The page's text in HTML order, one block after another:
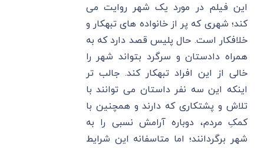
این فیلم در مورد یک شهر روایت می‌
کند؛ شهری که پر از خانواده های تبهکار و
خلافکار است. حال پلیس قصد دارد که به
همراه دادستان و سرگرد بتواند شهر را
خالی از این افراد تبهکار کند. جالب‌ تر
اینکه این سه نفر داستان می‌ توانند با
تلاش و پشتکاری که دارند و همچنین با
کمکِ مردم، دوباره آرامش نسبی را به
شهر برگردانند؛ اما متاسفانه این شرایط